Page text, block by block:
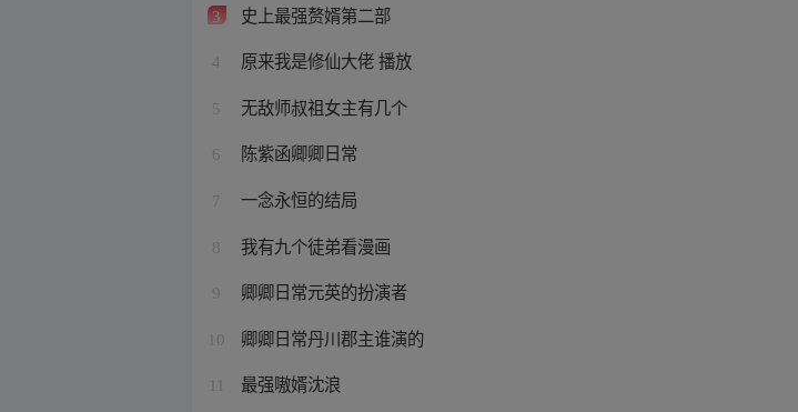
3 史上最强赘婿第二部
4 原来我是修仙大佬 播放
5 无敌师叔祖女主有几个
6 陈紫函卿卿日常
7 一念永恒的结局
8 我有九个徒弟看漫画
9 卿卿日常元英的扮演者
10 卿卿日常丹川郡主谁演的
最强嗷婿沈浪